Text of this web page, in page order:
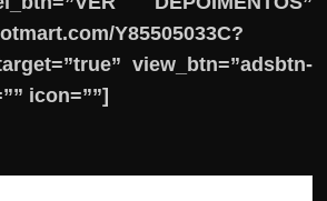
Y85505033C?
view_btn=”adsbtn-
icon=””]